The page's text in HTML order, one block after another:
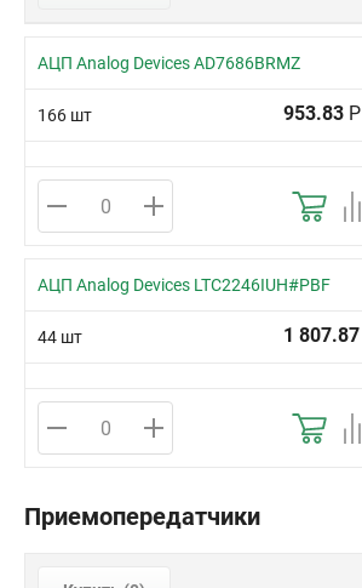
АЦП Analog Devices AD7686BRMZ
166 шт 953.83 Р
АЦП Analog Devices LTC2246IUH#PBF
44 шт 1 807.87
Приемопередатчики